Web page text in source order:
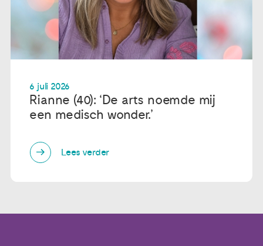
6 juli 2026
Rianne (40): ‘De arts noemde mij
een medisch wonder.’
Lees verder